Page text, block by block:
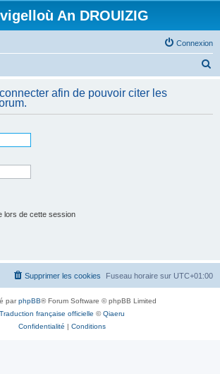
An DROUIZIG
Connexion
h
afin de pouvoir citer les
lors de cette session
Fuseau horaire sur UTC+01:00
Supprimer les cookies
parphpBB® Forum Software © phpBB Limited
Traduction française officielle ©Qiaeru
Confidentialité | Conditions